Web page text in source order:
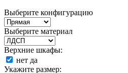
Выберите конфигурацию
Выберите материал
Верхние шкафы:
нет да
Укажите размер: